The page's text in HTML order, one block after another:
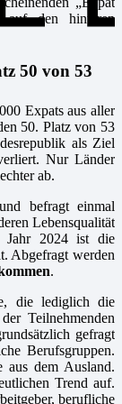
auf den hinteren
50 von 53
Expats aus aller
50. Platz von 53
als Ziel
Nur Länder
ab.
befragt einmal
Lebensqualität
Jahr 2024 ist die
Abgefragt werden
.
die lediglich die
Teilnehmenden
gefragt
Berufsgruppen.
aus dem Ausland.
Trend auf.
berufliche